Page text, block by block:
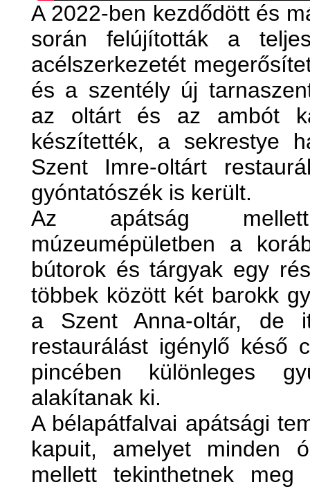
A 2022-ben kezdődött és
során felújították a
acélszerkezetét
és a szentély új
az oltárt és az ambót
készítették, a sekrestye
Szent Imre-oltárt
gyóntatószék is került.
Az apátság
múzeumépületben a
bútorok és tárgyak egy
többek között két barokk
a Szent Anna-oltár, de
restaurálást igénylő késő
pincében különleges
alakítanak ki.
A bélapátfalvai apátsági
kapuit, amelyet minden
mellett tekinthetnek